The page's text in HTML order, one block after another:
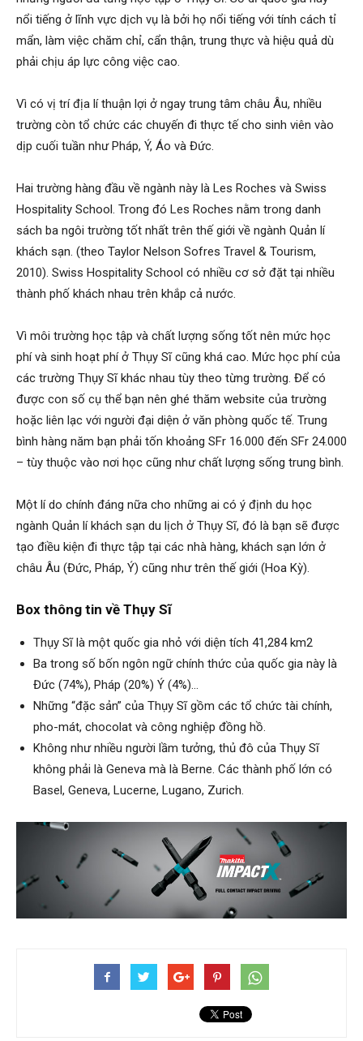
nổi tiếng ở lĩnh vực dịch vụ là bởi họ nổi tiếng với tính cách tỉ
mẩn, làm việc chăm chỉ, cẩn thận, trung thực và hiệu quả dù
phải chịu áp lực công việc cao.
Vì có vị trí địa lí thuận lợi ở ngay trung tâm châu Âu, nhiều
trường còn tổ chức các chuyến đi thực tế cho sinh viên vào
dịp cuối tuần như Pháp, Ý, Áo và Đức.
Hai trường hàng đầu về ngành này là Les Roches và Swiss
Hospitality School. Trong đó Les Roches nằm trong danh
sách ba ngôi trường tốt nhất trên thế giới về ngành Quản lí
khách sạn. (theo Taylor Nelson Sofres Travel & Tourism,
2010). Swiss Hospitality School có nhiều cơ sở đặt tại nhiều
thành phố khách nhau trên khắp cả nước.
Vì môi trường học tập và chất lượng sống tốt nên mức học
phí và sinh hoạt phí ở Thụy Sĩ cũng khá cao. Mức học phí của
các trường Thụy Sĩ khác nhau tùy theo từng trường. Để có
được con số cụ thể bạn nên ghé thăm website của trường
hoặc liên lạc với người đại diện ở văn phòng quốc tế. Trung
bình hàng năm bạn phải tốn khoảng SFr 16.000 đến SFr 24.000
– tùy thuộc vào nơi học cũng như chất lượng sống trung bình.
Một lí do chính đáng nữa cho những ai có ý định du học
ngành Quản lí khách sạn du lịch ở Thụy Sĩ, đó là bạn sẽ được
tạo điều kiện đi thực tập tại các nhà hàng, khách sạn lớn ở
châu Âu (Đức, Pháp, Ý) cũng như trên thế giới (Hoa Kỳ).
Box thông tin về Thụy Sĩ
Thụy Sĩ là một quốc gia nhỏ với diện tích 41,284 km2
Ba trong số bốn ngôn ngữ chính thức của quốc gia này là
Đức (74%), Pháp (20%) Ý (4%)…
Những “đặc sản” của Thụy Sĩ gồm các tổ chức tài chính,
pho-mát, chocolat và công nghiệp đồng hồ.
Không như nhiều người lầm tưởng, thủ đô của Thụy Sĩ
không phải là Geneva mà là Berne. Các thành phố lớn có
Basel, Geneva, Lucerne, Lugano, Zurich.